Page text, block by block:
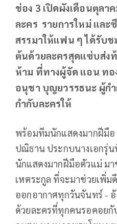
ช่อง 3 เปิดผังเดือนตุลา
ละคร รายการใหม่ และ
สรรมาให้แฟน ๆ ได้รับ
ต้นด้วยละครสุดแซ่บส่ง
ห้าม ที่ทางผู้จัด แอน ท
อนุชา บุญยวรรธนะ ผู้ก
กำกับละครให้
พร้อมทีมนักแสดงมากฝีมือ
ปณิธาน ประกบนางเอกรุ่
นักแสดงมากฝีมือตัวแม่ ม
เหตระกูล ที่จะมาช่วยเพิ่ม
ออกอากาศทุกวันจันทร์ - อั
ด้วยละครที่ทุกคนรอคอยกั